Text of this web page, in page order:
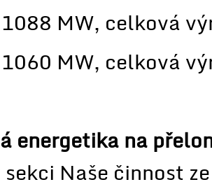
MW, celková
MW, celková
energetika na
Naše činnost